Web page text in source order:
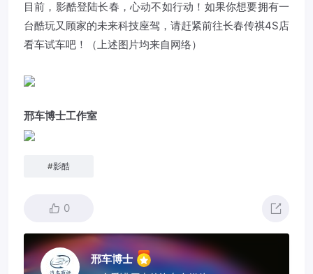
目前，影酷登陆长春，心动不如行动！如果你想要拥有一
台酷玩又顾家的未来科技座驾，请赶紧前往长春传祺4S店
看车试车吧！（上述图片均来自网络）
邢车博士工作室
#影酷
0
邢车博士